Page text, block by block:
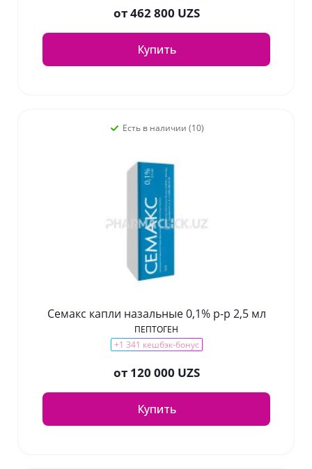
от462 800 UZS
Купить
Есть в наличии (10)
Семакс капли назальные 0,1% р-р 2,5 мл
ПЕПТОГЕН
+1 341 кешбэк-бонус
от 120 000 UZS
Купить